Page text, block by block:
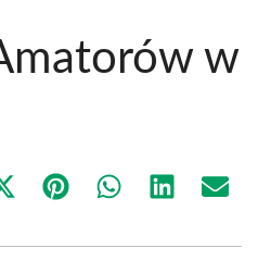
w
Share
(Twitter)
Share Share Share Share